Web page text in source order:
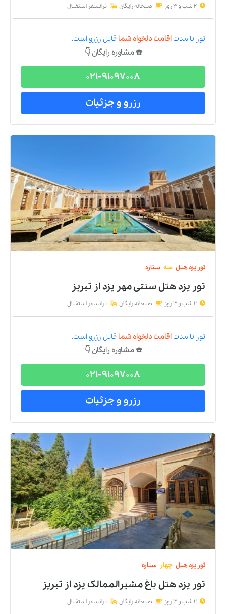
2 شب و 3 روز صبحانه رایگان ترانسفر استقبال
تور با مدتاقامت دلخواه شما قابل رزرو است.
☎️ مشاوره رایگان 👇
021-91097008
رزرو و جزئیات
تور یزدهتل سه ستاره
تور یزد هتل سنتی مهر يزداز تبریز
2 شب و 3 روز صبحانه رایگان ترانسفر استقبال
تور با مدتاقامت دلخواه شما قابل رزرو است.
☎️ مشاوره رایگان 👇
021-91097008
رزرو و جزئیات
تور یزدهتل چهار ستاره
تور یزد هتل باغ مشیرالممالک يزداز تبریز
2 شب و 3 روز صبحانه رایگان ترانسفر استقبال